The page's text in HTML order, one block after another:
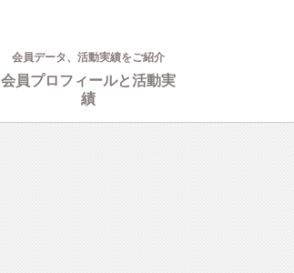
会員データ、活動実績をご紹介
会員プロフィールと活動実
績